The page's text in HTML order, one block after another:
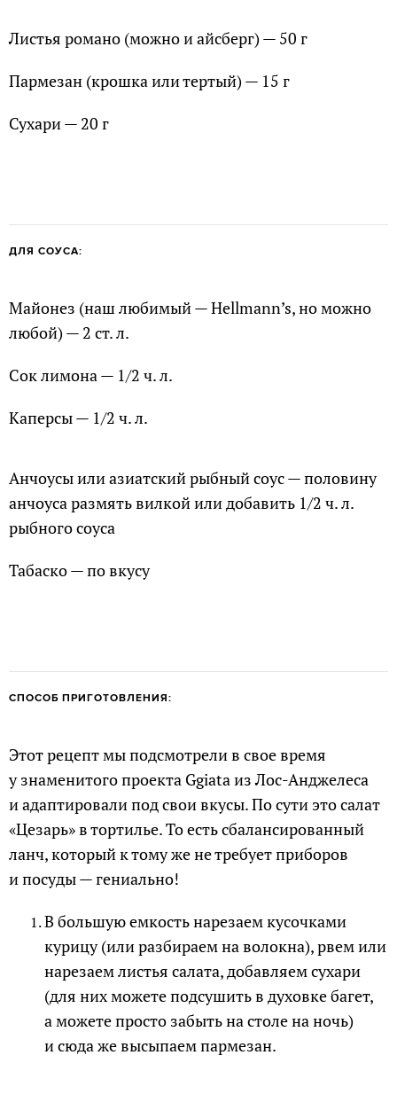
Листья романо (можно и айсберг) — 50 г
Пармезан (крошка или тертый) — 15 г
Сухари — 20 г
ДЛЯ СОУСА:
Майонез (наш любимый — Hellmann’s, но можно
любой) — 2 ст. л.
Сок лимона — 1/2 ч. л.
Каперсы — 1/2 ч. л.
Анчоусы или азиатский рыбный соус — половину
анчоуса размять вилкой или добавить 1/2 ч. л.
рыбного соуса
Табаско — по вкусу
СПОСОБ ПРИГОТОВЛЕНИЯ:
Этот рецепт мы подсмотрели в свое время
у знаменитого проекта Ggiata из Лос-Анджелеса
и адаптировали под свои вкусы. По сути это салат
«Цезарь» в тортилье. То есть сбалансированный
ланч, который к тому же не требует приборов
и посуды — гениально!
В большую емкость нарезаем кусочками
курицу (или разбираем на волокна), рвем или
нарезаем листья салата, добавляем сухари
(для них можете подсушить в духовке багет,
а можете просто забыть на столе на ночь)
и сюда же высыпаем пармезан.